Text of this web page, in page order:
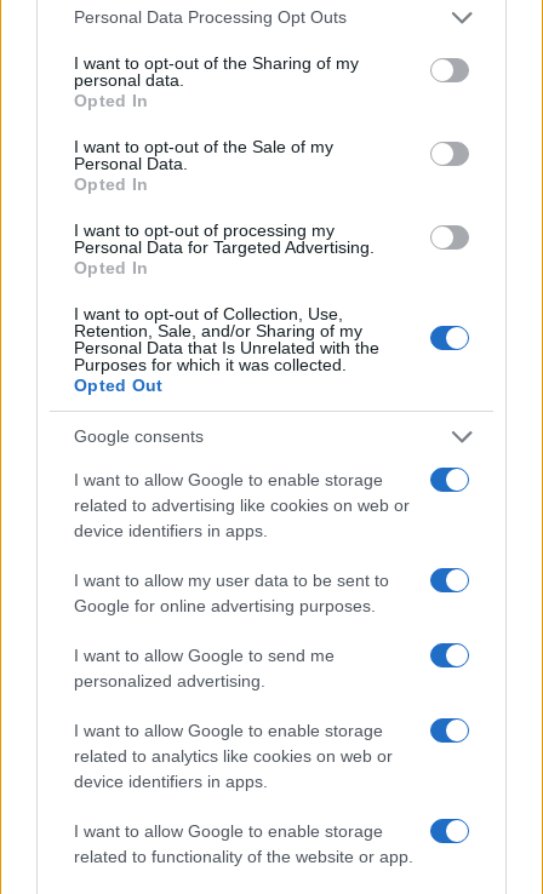
Please note that this website/app uses one or more Google
not limited to your visit or usage behaviour. You may click to
grant or deny consent to Google and its third-party tags to
use your data for below specified purposes in below Google
consent section.
Personal Data Processing Opt Outs
I want to opt-out of the Sharing of my
personal data.
Opted In
I want to opt-out of the Sale of my
Personal Data.
Opted In
I want to opt-out of processing my
Personal Data for Targeted Advertising.
Opted In
I want to opt-out of Collection, Use,
Retention, Sale, and/or Sharing of my
Personal Data that Is Unrelated with the
Purposes for which it was collected.
Opted Out
Google consents
I want to allow Google to enable storage
related to advertising like cookies on web or
device identifiers in apps.
I want to allow my user data to be sent to
Google for online advertising purposes.
I want to allow Google to send me
personalized advertising.
I want to allow Google to enable storage
related to analytics like cookies on web or
device identifiers in apps.
I want to allow Google to enable storage
related to functionality of the website or app.
Condividi l'articolo
a
ce
b
o
o
k
w
it
te
r
Pi
n
re
W
h
s
p
p
h
re
Prossimo articolo
NOTIZIE RECENTI
Le previsioni meteo per il weekend a Olbia e in
Gallura
Michelle Hunziker in Gallura, bella anche dal
vivo: un amico vip svela come fa
Calangianus, dopo le polemiche il centro
accoglienza minori chiude
Olbia, divieto di sosta contro spaccio e degrado:
esplode la protesta
Pausa caffè impeccabile: come scegliere la
soluzione ideale per la casa e l’ufficio